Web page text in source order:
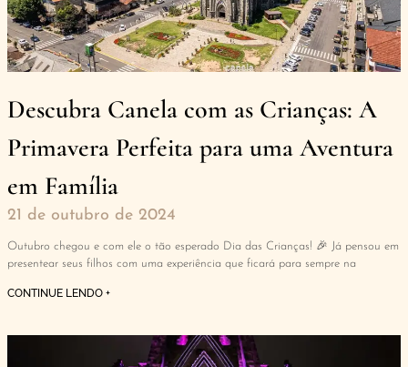
Descubra Canela com as Crianças: A
Primavera Perfeita para uma Aventura
em Família
21 de outubro de 2024
Outubro chegou e com ele o tão esperado Dia das Crianças! 🎉 Já pensou em
presentear seus filhos com uma experiência que ficará para sempre na
CONTINUE LENDO +